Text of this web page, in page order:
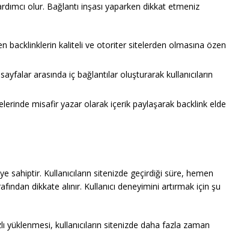
olur. Bağlantı inşası yaparken dikkat etmeniz
backlinklerin kaliteli ve otoriter sitelerden olmasına özen
arasında iç bağlantılar oluşturarak kullanıcıların
misafir yazar olarak içerik paylaşarak backlink elde
sahiptir. Kullanıcıların sitenizde geçirdiği süre, hemen
dikkate alınır. Kullanıcı deneyimini artırmak için şu
yüklenmesi, kullanıcıların sitenizde daha fazla zaman